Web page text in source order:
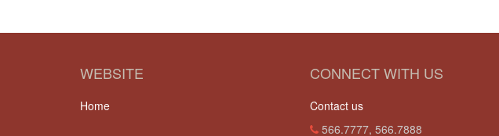
WEBSITE
Home
CONNECT WITH US
Contact us
566.7777, 566.7888